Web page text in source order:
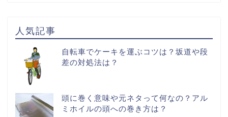
人気記事
自転車でケーキを運ぶコツは？坂道や段
差の対処法は？
頭に巻く意味や元ネタって何なの？アル
ミホイルの頭への巻き方は？